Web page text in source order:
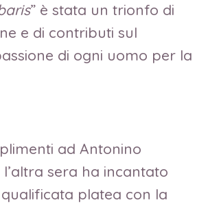
” è stata un trionfo di
e di contributi sul
di ogni uomo per la
ad Antonino
sera ha incantato
qualificata platea con la